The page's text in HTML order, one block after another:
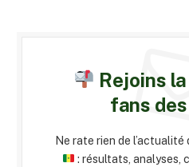
Rejoins
fans
Ne rate rien de
: résultats, analyses,